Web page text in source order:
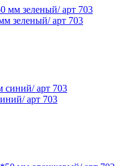
зеленый/ арт 703
арт 703